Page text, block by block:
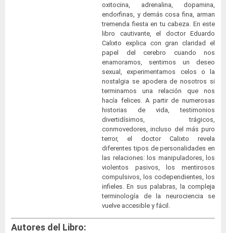
oxitocina, adrenalina, dopamina,
endorfinas, y demás cosa fina, arman
tremenda fiesta en tu cabeza. En este
libro cautivante, el doctor Eduardo
Calixto explica con gran claridad el
papel del cerebro cuando nos
enamoramos, sentimos un deseo
sexual, experimentamos celos o la
nostalgia se apodera de nosotros si
terminamos una relación que nos
hacía felices. A partir de numerosas
historias de vida, testimonios
divertidísimos, trágicos,
conmovedores, incluso del más puro
terror, el doctor Calixto revela
diferentes tipos de personalidades en
las relaciones: los manipuladores, los
violentos pasivos, los mentirosos
compulsivos, los codependientes, los
infieles. En sus palabras, la compleja
terminología de la neurociencia se
vuelve accesible y fácil.
Autores del Libro: